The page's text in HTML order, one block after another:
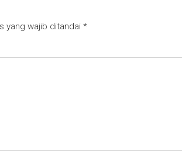
yang wajib ditandai *